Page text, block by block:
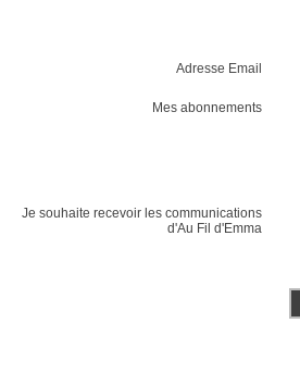
Adresse Email
Mes abonnements
Je souhaite recevoir les communications
d'Au Fil d'Emma